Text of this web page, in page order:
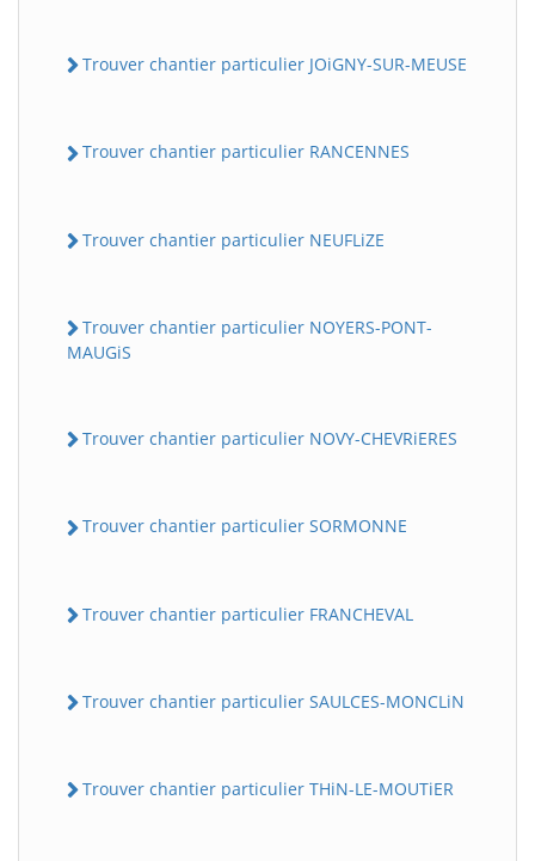
Trouver chantier particulier JOiGNY-SUR-MEUSE
Trouver chantier particulier RANCENNES
Trouver chantier particulier NEUFLiZE
Trouver chantier particulier NOYERS-PONT-
MAUGiS
Trouver chantier particulier NOVY-CHEVRiERES
Trouver chantier particulier SORMONNE
Trouver chantier particulier FRANCHEVAL
Trouver chantier particulier SAULCES-MONCLiN
Trouver chantier particulier THiN-LE-MOUTiER